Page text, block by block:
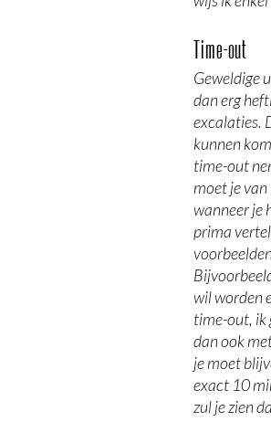
Time-out
Geweldige
dan erg
excalaties.
kunnen
time-out
moet je
wanneer je
prima
wil worden
time-out, ik
dan ook
je moet
exact 10
zul je zien